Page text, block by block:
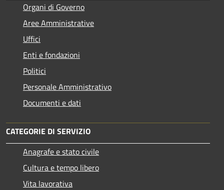
Organi di Governo
Aree Amministrative
Uffici
Enti e fondazioni
Politici
Personale Amministrativo
Documenti e dati
CATEGORIE DI SERVIZIO
Anagrafe e stato civile
Cultura e tempo libero
Vita lavorativa